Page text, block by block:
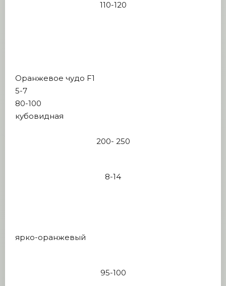
110-120
Оранжевое чудо F1
5-7
80-100
кубовидная
200- 250
8-14
ярко-оранжевый
95-100